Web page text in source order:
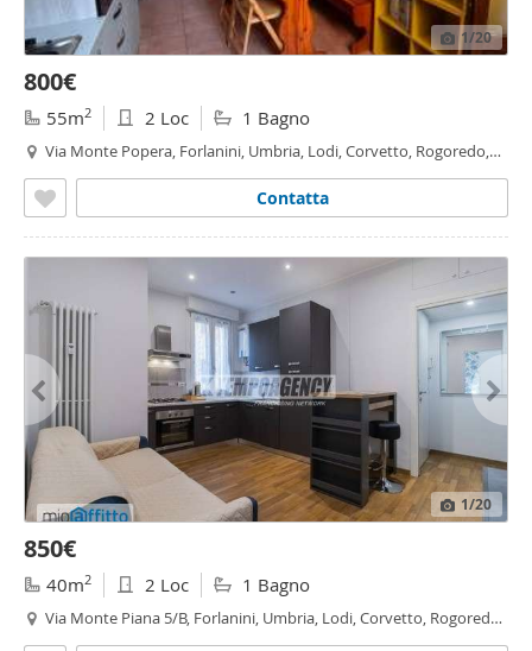
1/20
800€
55m2 2 Loc 1 Bagno
Via Monte Popera, Forlanini, Umbria, Lodi, Corvetto, Rogoredo,
Contatta
1/20
850€
40m2 2 Loc 1 Bagno
Via Monte Piana 5/B, Forlanini, Umbria, Lodi, Corvetto, Rogoredo,